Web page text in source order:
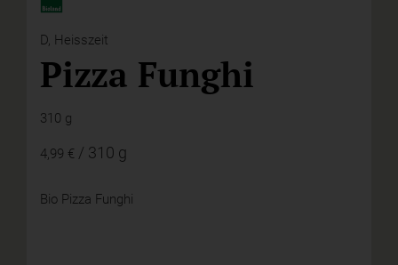
D, Heisszeit
Pizza Funghi
310 g
4,99 € / 310 g
Bio Pizza Funghi